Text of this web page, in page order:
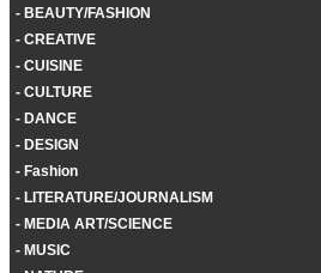
BEAUTY/FASHION
CREATIVE
CUISINE
CULTURE
DANCE
DESIGN
Fashion
LITERATURE/JOURNALISM
MEDIA ART/SCIENCE
MUSIC